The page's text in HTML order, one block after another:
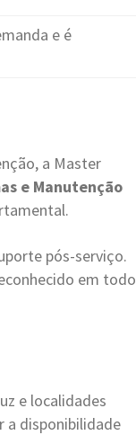
e é
a Master
e Manutenção
pós-serviço.
em todo
e localidades
a disponibilidade